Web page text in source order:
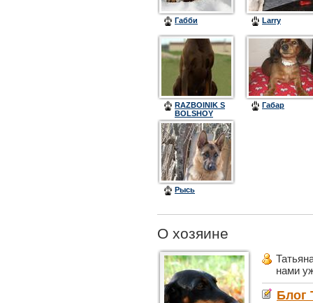
Габби Larry
RAZBOINIK S
BOLSHOY
VOLGI
Габар
Рысь
О хозяине
нами
Блог